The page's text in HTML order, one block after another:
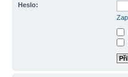
Heslo: